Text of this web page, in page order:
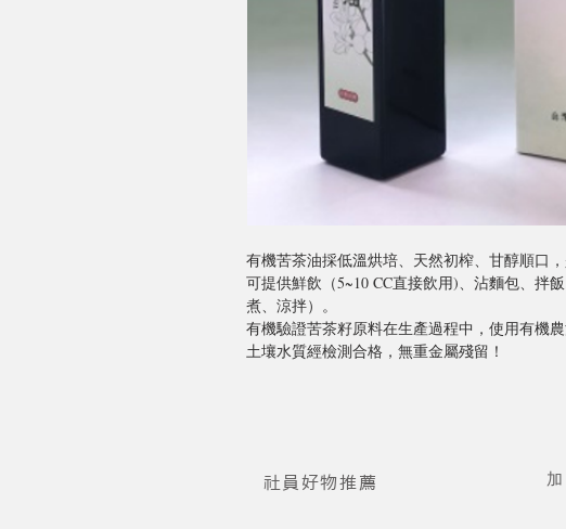
有機苦茶油採低溫烘培、天然初榨、甘醇順口
可提供鮮飲（5~10 CC直接飲用)、沾麵包、拌
煮、涼拌）。
有機驗證苦茶籽原料在生產過程中，使用有機
土壤水質經檢測合格，無重金屬殘留！
社員好物推薦